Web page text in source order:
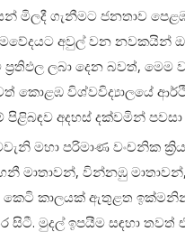
මිලදී ගැනීමට ජනතාව
අවුල් වන
ලබා දෙන බවත්, මෙම
විශ්වවිද්‍යාලයේ
අදහස් දක්වමින්
මහා පරිමාණ වංචනික
මාතාවන්, වින්නඹු
කෙටි කාලයක් ඇතුළත
සිටී. මුදල් ඉපයීම සඳහා